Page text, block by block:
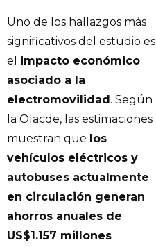
Uno de los hallazgos más
significativos del estudio es
el impacto económico
asociado a la
electromovilidad. Según
la Olacde, las estimaciones
muestran que los
vehículos eléctricos y
autobuses actualmente
en circulación generan
ahorros anuales de
US$1.157 millones